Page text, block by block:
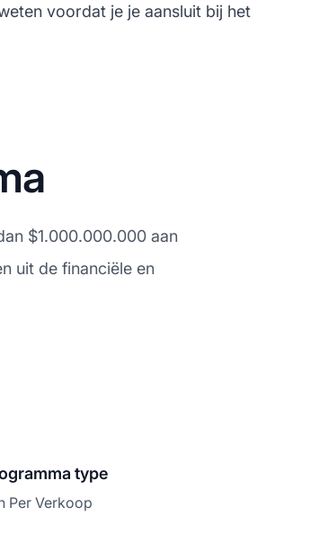
voordat je je aansluit bij het
$1.000.000.000 aan
uit de financiële en
type
Per Verkoop